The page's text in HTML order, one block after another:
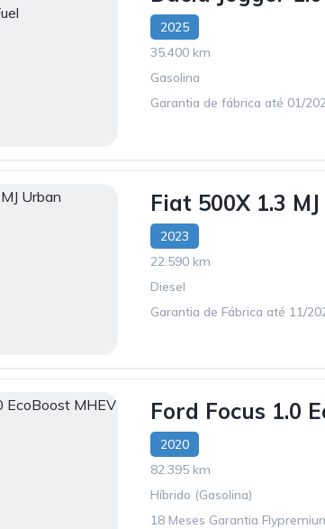
2025
35.400 km
Gasolina
Garantia de fábrica até 01/
Fiat 500X 1.3
2023
22.590 km
Diesel
Garantia de Fábrica até 11/
Ford Focus 1.0
2020
82.395 km
Híbrido (Gasolina)
18 Meses Garantia